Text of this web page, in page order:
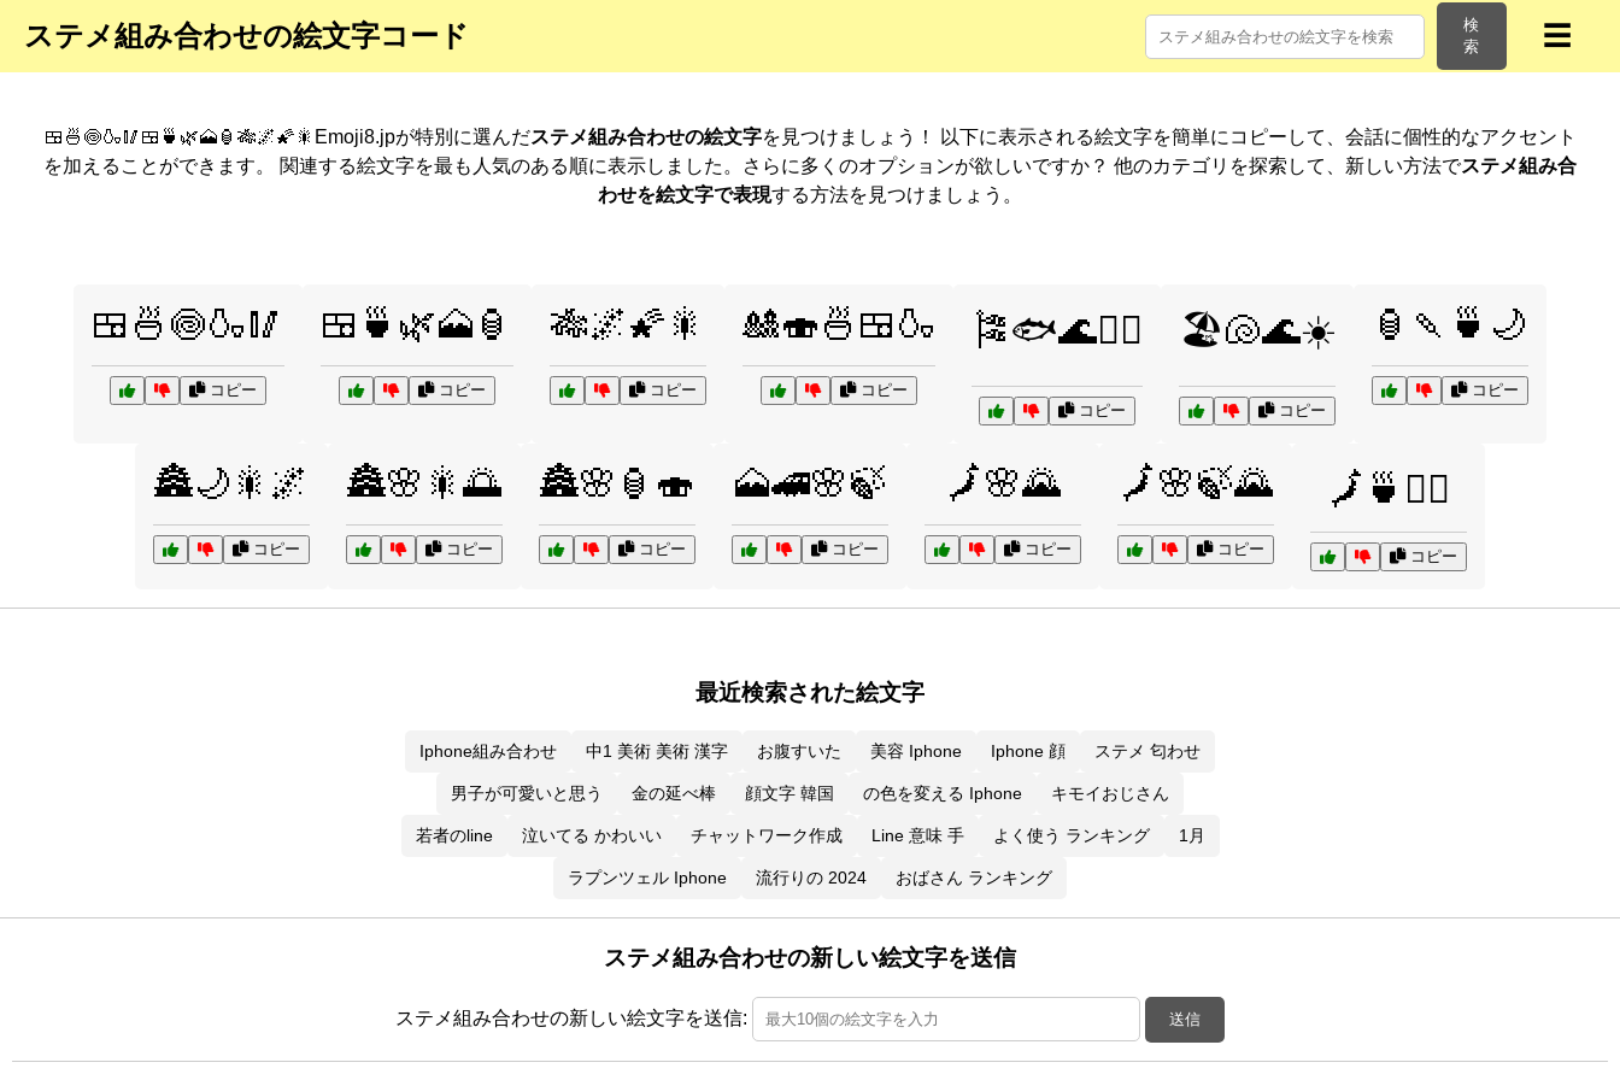
ステメ組み合わせの絵文字コード
検
索
☰
🍱🍜🍥🍶🥢🍱🍵🌿🗻🏮🎋🌌🌠🎇Emoji8.jpが特別に選んだステメ組み合わせの絵文字を見つけましょう！ 以下に表示される絵文字を簡単にコピーして、会話に個性的なアクセント
を加えることができます。 関連する絵文字を最も人気のある順に表示しました。さらに多くのオプションが欲しいですか？ 他のカテゴリを探索して、新しい方法でステメ組み合
わせを絵文字で表現する方法を見つけましょう。
🍱🍜🍥🍶🥢
コピー
🍱🍵🌿🗻🏮
コピー
🎋🌌🌠🎇
コピー
🎎🍣🍜🍱🍶
コピー
🎏🐟🌊🏄‍♂️
コピー
🏖️🐚🌊☀️
コピー
🏮🍡🍵🌙
コピー
🏯🌙🎇🌌
コピー
🏯🌸🎇🌅
コピー
🏯🌸🏮🍣
コピー
🗻🚄🌸🍃
コピー
🗾🌸🌄
コピー
🗾🌸🍃🌄
コピー
🗾🍵🧘‍♂️
コピー
最近検索された絵文字
Iphone組み合わせ 中1 美術 美術 漢字 お腹すいた 美容 Iphone Iphone 顔 ステメ 匂わせ
男子が可愛いと思う 金の延べ棒 顔文字 韓国 の色を変える Iphone キモイおじさん
若者のline 泣いてる かわいい チャットワーク作成 Line 意味 手 よく使う ランキング 1月
ラプンツェル Iphone 流行りの 2024 おばさん ランキング
ステメ組み合わせの新しい絵文字を送信
ステメ組み合わせの新しい絵文字を送信: 送信